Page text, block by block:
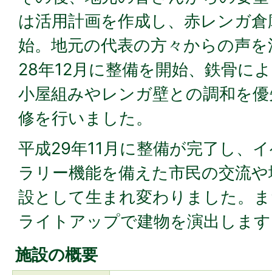
は活用計画を作成し、赤レンガ
始。地元の代表の方々からの声
28年12月に整備を開始、鉄骨に
小屋組みやレンガ壁との調和を
修を行いました。
平成29年11月に整備が完了し、
ラリー機能を備えた市民の交流
設として生まれ変わりました。
ライトアップで建物を演出しま
施設の概要